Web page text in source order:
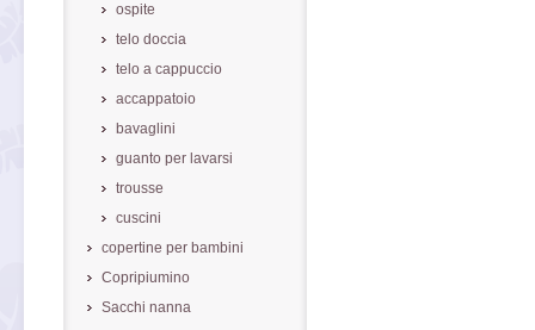
ospite
telo doccia
telo a cappuccio
accappatoio
bavaglini
guanto per lavarsi
trousse
cuscini
copertine per bambini
Copripiumino
Sacchi nanna